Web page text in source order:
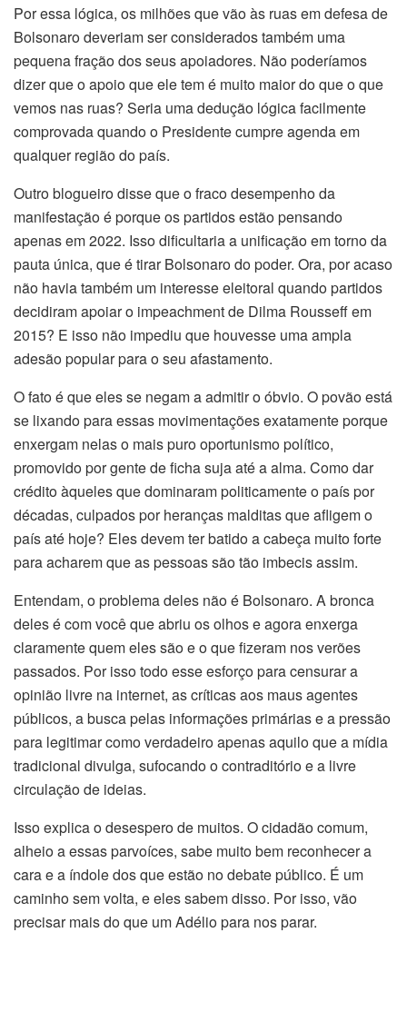
Por essa lógica, os milhões que vão às ruas em defesa de
Bolsonaro deveriam ser considerados também uma
pequena fração dos seus apoiadores. Não poderíamos
dizer que o apoio que ele tem é muito maior do que o que
vemos nas ruas? Seria uma dedução lógica facilmente
comprovada quando o Presidente cumpre agenda em
qualquer região do país.
Outro blogueiro disse que o fraco desempenho da
manifestação é porque os partidos estão pensando
apenas em 2022. Isso dificultaria a unificação em torno da
pauta única, que é tirar Bolsonaro do poder. Ora, por acaso
não havia também um interesse eleitoral quando partidos
decidiram apoiar o impeachment de Dilma Rousseff em
2015? E isso não impediu que houvesse uma ampla
adesão popular para o seu afastamento.
O fato é que eles se negam a admitir o óbvio. O povão está
se lixando para essas movimentações exatamente porque
enxergam nelas o mais puro oportunismo político,
promovido por gente de ficha suja até a alma. Como dar
crédito àqueles que dominaram politicamente o país por
décadas, culpados por heranças malditas que afligem o
país até hoje? Eles devem ter batido a cabeça muito forte
para acharem que as pessoas são tão imbecis assim.
Entendam, o problema deles não é Bolsonaro. A bronca
deles é com você que abriu os olhos e agora enxerga
claramente quem eles são e o que fizeram nos verões
passados. Por isso todo esse esforço para censurar a
opinião livre na internet, as críticas aos maus agentes
públicos, a busca pelas informações primárias e a pressão
para legitimar como verdadeiro apenas aquilo que a mídia
tradicional divulga, sufocando o contraditório e a livre
circulação de ideias.
Isso explica o desespero de muitos. O cidadão comum,
alheio a essas parvoíces, sabe muito bem reconhecer a
cara e a índole dos que estão no debate público. É um
caminho sem volta, e eles sabem disso. Por isso, vão
precisar mais do que um Adélio para nos parar.